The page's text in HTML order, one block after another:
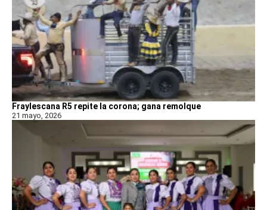
Fraylescana R5 repite la corona; gana remolque
21 mayo, 2026